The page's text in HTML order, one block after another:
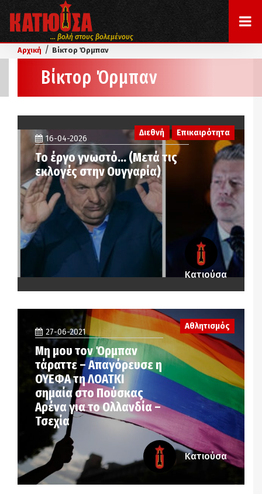
... βολή στους βολεμένους
Αρχική / Βίκτορ Όρμπαν
Βίκτορ Όρμπαν
Διεθνή Επικαιρότητα
16-04-2026
Το έργο γνωστό… (Μετά τις
εκλογές στην Ουγγαρία)
Κατιούσα
27-06-2021
Μη μου τον Όρμπαν
τάραττε – Απαγόρευσε η
ΟΥΕΦΑ τη ΛΟΑΤΚΙ
σημαία στο Πούσκας
Αρένα για το Ολλανδία –
Τσεχία
Αθλητισμός
Κατιούσα